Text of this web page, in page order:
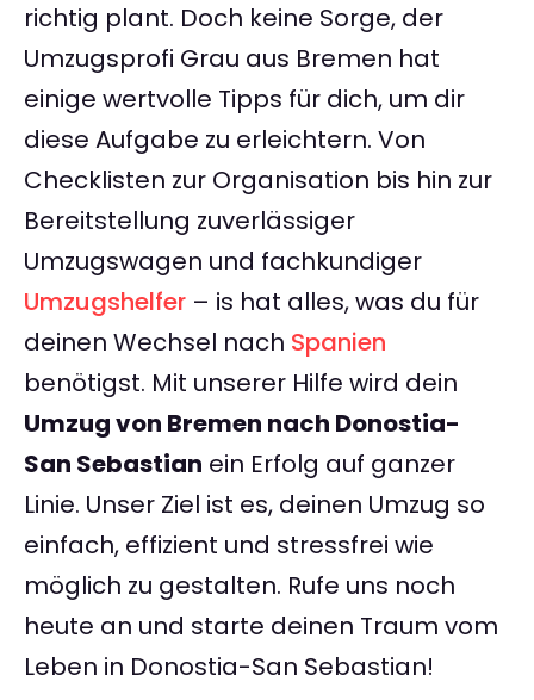
richtig plant. Doch keine Sorge, der
Umzugsprofi Grau aus Bremen hat
einige wertvolle Tipps für dich, um dir
diese Aufgabe zu erleichtern. Von
Checklisten zur Organisation bis hin zur
Bereitstellung zuverlässiger
Umzugswagen und fachkundiger
Umzugshelfer – is hat alles, was du für
deinen Wechsel nach Spanien
benötigst. Mit unserer Hilfe wird dein
Umzug von Bremen nach Donostia-
San Sebastian ein Erfolg auf ganzer
Linie. Unser Ziel ist es, deinen Umzug so
einfach, effizient und stressfrei wie
möglich zu gestalten. Rufe uns noch
heute an und starte deinen Traum vom
Leben in Donostia-San Sebastian!